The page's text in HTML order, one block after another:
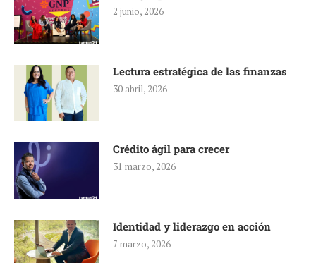
2 junio, 2026
Lectura estratégica de las finanzas
30 abril, 2026
Crédito ágil para crecer
31 marzo, 2026
Identidad y liderazgo en acción
7 marzo, 2026